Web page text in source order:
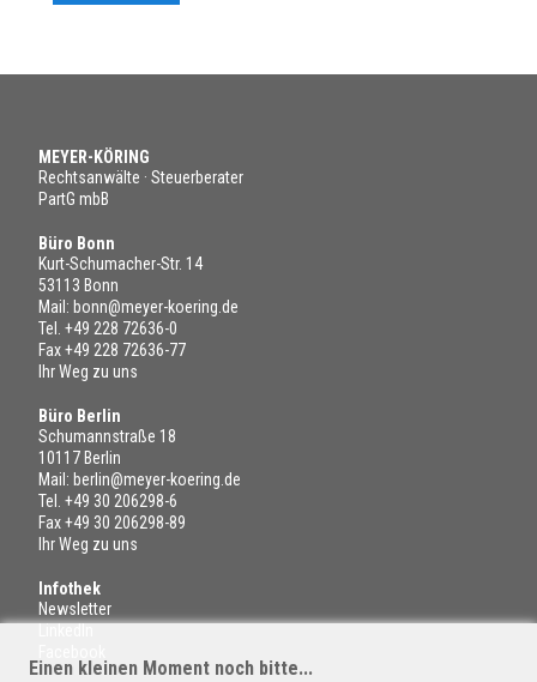
MEYER-KÖRING
Rechtsanwälte · Steuerberater
PartG mbB
Büro Bonn
Kurt-Schumacher-Str. 14
53113 Bonn
Mail: bonn@meyer-koering.de
Tel. +49 228 72636-0
Fax +49 228 72636-77
Ihr Weg zu uns
Büro Berlin
Schumannstraße 18
10117 Berlin
Mail: berlin@meyer-koering.de
Tel. +49 30 206298-6
Fax +49 30 206298-89
Ihr Weg zu uns
Infothek
Newsletter
Einen kleinen Moment noch bitte...